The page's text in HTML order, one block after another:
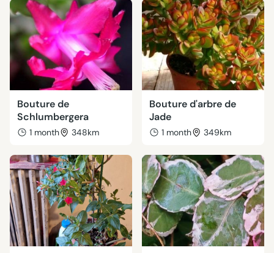
Bouture de
Schlumbergera
1 month 348km
Bouture d'arbre de
Jade
1 month 349km